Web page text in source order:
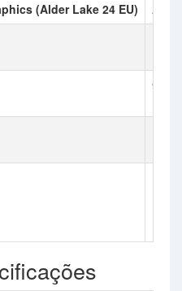
(Alder Lake 24 EU)
AMD
972